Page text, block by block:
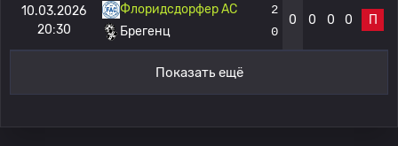
10.03.2026
20:30
Флоридсдорфер АС
Брегенц
2
0
0 0 0 0 П
Показать ещё